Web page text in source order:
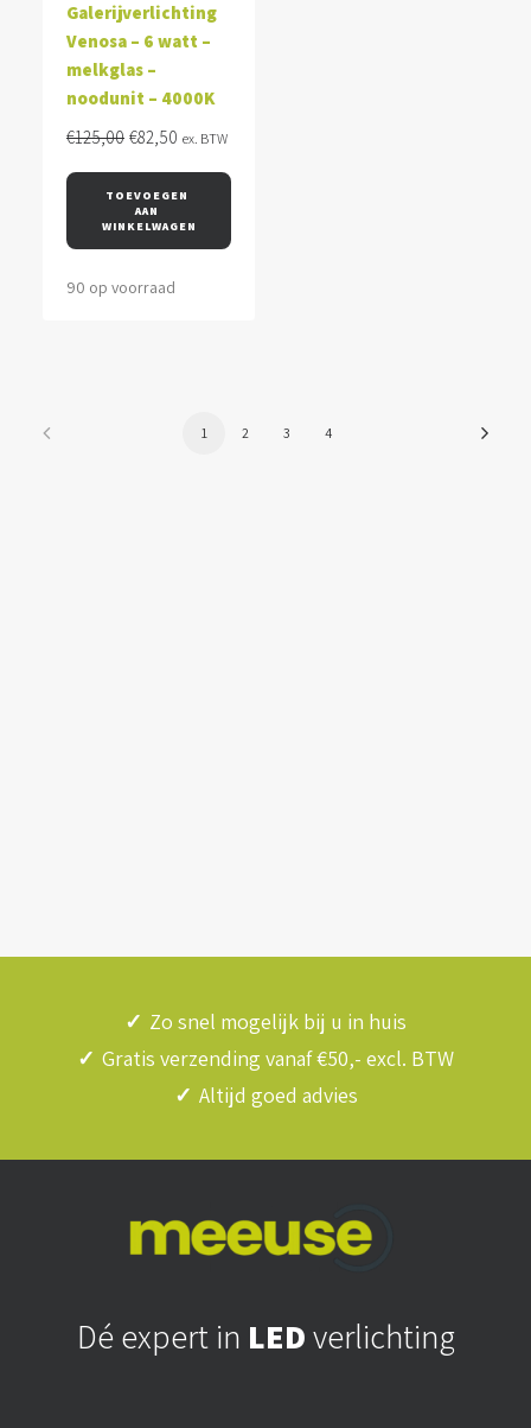
Galerijverlichting
Venosa – 6 watt –
melkglas –
noodunit – 4000K
€125,00 Oorspronkelijke
was:
€125,00.
€82,50 Huidige
is:
€82,50.
ex. BTW
TOEVOEGEN
AAN
WINKELWAGEN
90 op voorraad
1 2 3 4
✓ Zo snel mogelijk bij u in huis
✓ Gratis verzending vanaf €50,- excl. BTW
✓ Altijd goed advies
Dé expert in LEDverlichting